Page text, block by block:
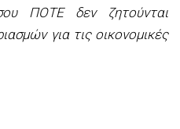
ΠΟΤΕ δεν ζητούνται
για τις οικονομικές